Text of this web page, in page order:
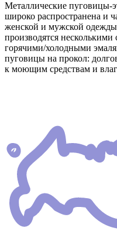
Металлические пуговицы-
широко распространена и
женской и мужской
производятся
горячими/холодными
пуговицы на прокол:
к моющим средствам и